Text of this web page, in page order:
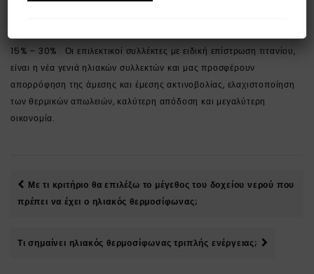
15% – 30% . Οι επιλεκτικοί συλλέκτες με ειδική επίστρωση τιτανίου,
είναι η νέα γενιά ηλιακών συλλεκτών και μας προσφέρουν
απορρόφηση της άμεσης και έμεσης ακτινοβολίας, ελαχιστοποίηση
των θερμικών απωλειών, καλύτερη απόδοση και μεγαλύτερη
οικονομία.
Με τι κριτήριο θα επιλέξω το μέγεθος του δοχείου νερού που
πρέπει να έχει ο ηλιακός θερμοσίφωνας;
Τι σημαίνει ηλιακός θερμοσίφωνας τριπλής ενέργειας;